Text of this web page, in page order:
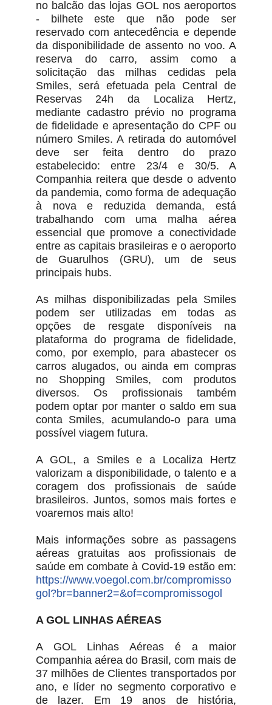
no balcão das lojas GOL nos aeroportos
- bilhete este que não pode ser
reservado com antecedência e depende
da disponibilidade de assento no voo. A
reserva do carro, assim como a
solicitação das milhas cedidas pela
Smiles, será efetuada pela Central de
Reservas 24h da Localiza Hertz,
mediante cadastro prévio no programa
de fidelidade e apresentação do CPF ou
número Smiles. A retirada do automóvel
deve ser feita dentro do prazo
estabelecido: entre 23/4 e 30/5. A
Companhia reitera que desde o advento
da pandemia, como forma de adequação
à nova e reduzida demanda, está
trabalhando com uma malha aérea
essencial que promove a conectividade
entre as capitais brasileiras e o aeroporto
de Guarulhos (GRU), um de seus
principais hubs.
As milhas disponibilizadas pela Smiles
podem ser utilizadas em todas as
opções de resgate disponíveis na
plataforma do programa de fidelidade,
como, por exemplo, para abastecer os
carros alugados, ou ainda em compras
no Shopping Smiles, com produtos
diversos. Os profissionais também
podem optar por manter o saldo em sua
conta Smiles, acumulando-o para uma
possível viagem futura.
A GOL, a Smiles e a Localiza Hertz
valorizam a disponibilidade, o talento e a
coragem dos profissionais de saúde
brasileiros. Juntos, somos mais fortes e
voaremos mais alto!
Mais informações sobre as passagens
aéreas gratuitas aos profissionais de
saúde em combate à Covid-19 estão em:
https://www.voegol.com.br/compromisso
gol?br=banner2=&of=compromissogol
A GOL LINHAS AÉREAS
A GOL Linhas Aéreas é a maior
Companhia aérea do Brasil, com mais de
37 milhões de Clientes transportados por
ano, e líder no segmento corporativo e
de lazer. Em 19 anos de história,